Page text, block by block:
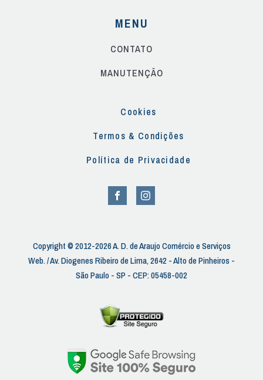
MENU
CONTATO
MANUTENÇÃO
Cookies
Termos & Condições
Política de Privacidade
Copyright © 2012-2026 A. D. de Araujo Comércio e Serviços
Web. / Av. Diogenes Ribeiro de Lima, 2642 - Alto de Pinheiros -
São Paulo - SP - CEP: 05458-002